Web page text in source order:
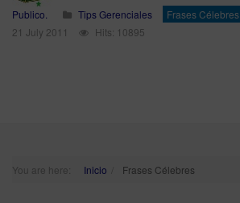
Publico. Tips Gerenciales
Frases Célebres
21 July 2011
Hits: 10895
You are here: Inicio Frases Célebres